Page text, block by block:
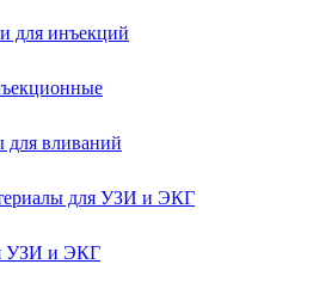
для инъекций
для вливаний
для УЗИ и ЭКГ
УЗИ и ЭКГ